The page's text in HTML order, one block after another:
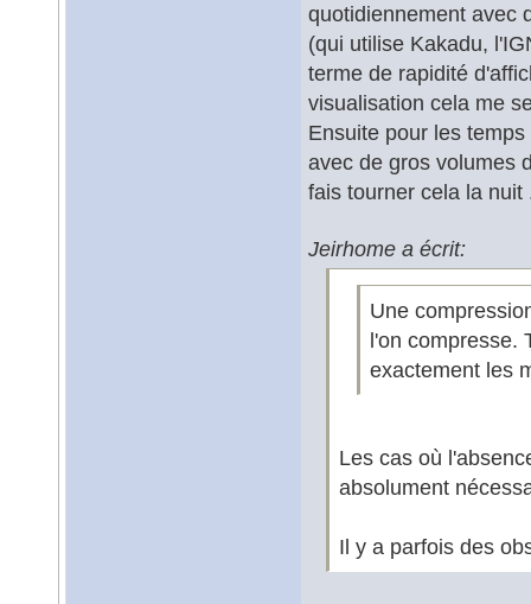
quotidiennement avec
(qui utilise Kakadu,
terme de rapidité
visualisation cela me
Ensuite pour les
avec de gros volumes
fais tourner cela la nuit
Jeirhome a écrit:
Une
l'on compresse.
exactement les
Les cas où
absolument
Il y a parfois des